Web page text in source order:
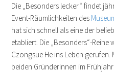
Die „Besonders lecker“ findet
Event-Räumlichkeiten des
hat sich schnell als eine der
etabliert. Die „Besonders“-
Czongsue He ins Leben
beiden Gründerinnen im